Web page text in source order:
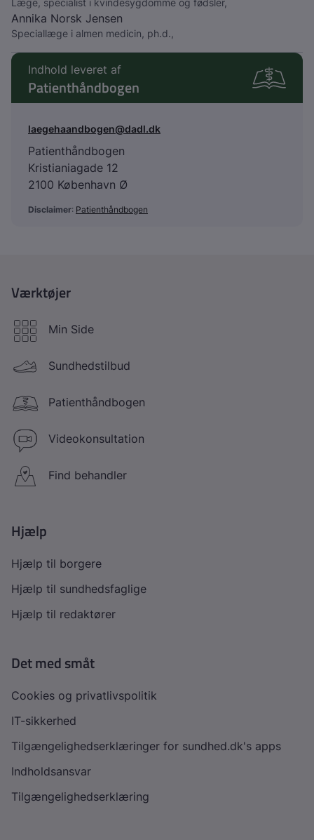
Læge, specialist i kvindesygdomme og fødsler,
Annika Norsk Jensen
Speciallæge i almen medicin, ph.d.,
Indhold leveret af
Patienthåndbogen
laegehaandbogen@dadl.dk
Patienthåndbogen
Kristianiagade 12
2100 København Ø
Disclaimer: Patienthåndbogen